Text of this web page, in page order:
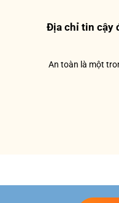
Địa chỉ tin cậy
An toàn là một